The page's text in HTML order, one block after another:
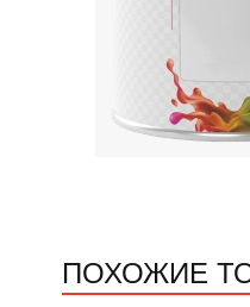
ПОХОЖИЕ